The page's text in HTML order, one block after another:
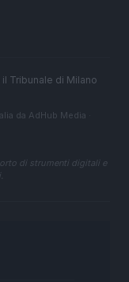
Tribunale di Milano
da AdHub Media
di strumenti digitali e